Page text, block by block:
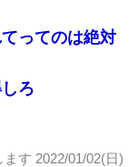
ってのは絶対
ろ
ます 2022/01/02(日)